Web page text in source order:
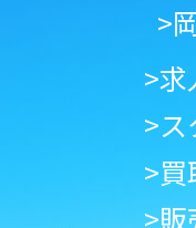
>
>求
>
>
>